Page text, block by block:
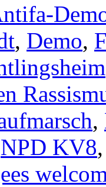
, Demo,
,
NPD KV8